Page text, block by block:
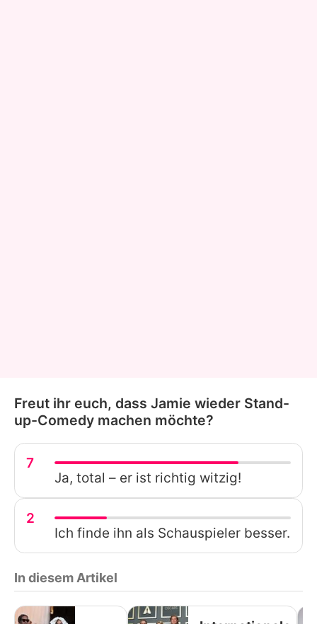
Freut ihr euch, dass Jamie wieder Stand-
up-Comedy machen möchte?
7
Ja, total – er ist richtig witzig!
2
Ich finde ihn als Schauspieler besser.
In diesem Artikel